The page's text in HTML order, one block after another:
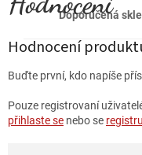
Doporučená
Hodnocení
Buďte první, kdo napíše
Pouze registrovaní
přihlaste se nebo se